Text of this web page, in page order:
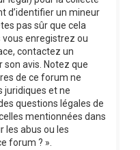
d’identifier un mineur
pas sûr que cela
vous enregistrez ou
contactez un
avis. Notez que
de ce forum ne
juridiques et ne
questions légales de
mentionnées dans
les abus ou les
forum ? ».